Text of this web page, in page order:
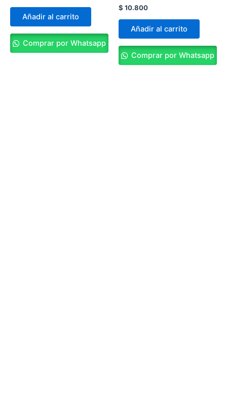
Añadir al carrito
Comprar por Whatsapp
$ 10.800
Añadir al carrito
Comprar por Whatsapp